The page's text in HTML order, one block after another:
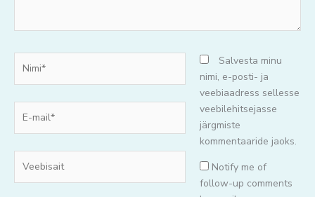
mail*
Salvesta minu
nimi, e-posti- ja
veebiaadress sellesse
veebilehitsejasse
järgmiste
kommentaaride jaoks.
Notify me of
follow-up comments